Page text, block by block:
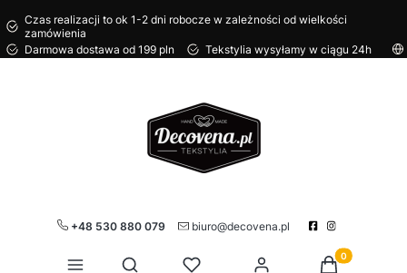
Czas realizacji to ok 1-2 dni robocze w zależności od wielkości
zamówienia
Darmowa dostawa od 199 pln
Tekstylia wysyłamy w ciągu 24h
+48 530 880 079 biuro@decovena.pl
Otwórz wyszukiwarkę Produkty w